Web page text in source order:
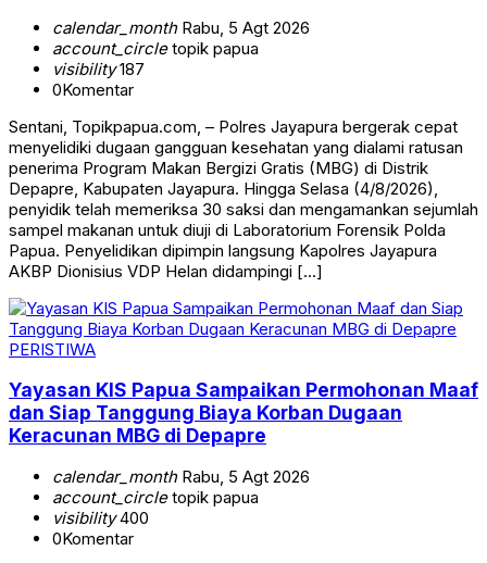
calendar_monthRabu, 5 Agt 2026
account_circletopik papua
visibility187
0Komentar
Sentani, Topikpapua.com, – Polres Jayapura bergerak cepat
menyelidiki dugaan gangguan kesehatan yang dialami ratusan
penerima Program Makan Bergizi Gratis (MBG) di Distrik
Depapre, Kabupaten Jayapura. Hingga Selasa (4/8/2026),
penyidik telah memeriksa 30 saksi dan mengamankan sejumlah
sampel makanan untuk diuji di Laboratorium Forensik Polda
Papua. Penyelidikan dipimpin langsung Kapolres Jayapura
AKBP Dionisius VDP Helan didampingi […]
PERISTIWA
Yayasan KIS Papua Sampaikan Permohonan Maaf
dan Siap Tanggung Biaya Korban Dugaan
Keracunan MBG di Depapre
calendar_monthRabu, 5 Agt 2026
account_circletopik papua
visibility400
0Komentar